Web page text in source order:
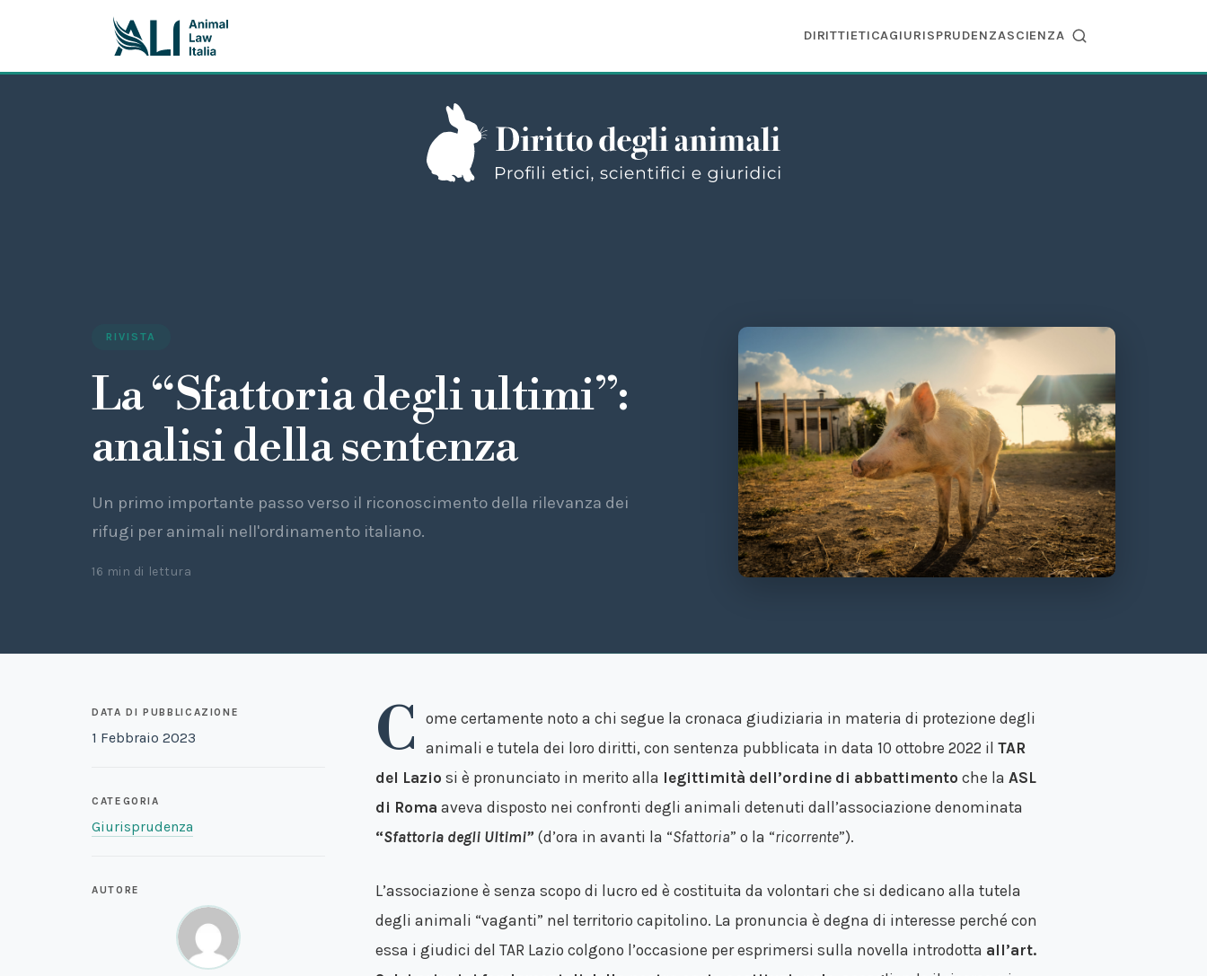
DIRITTIETICAGIURISPRUDENZASCIENZA
RIVISTA
La “Sfattoria degli ultimi”:
analisi della sentenza
Un primo importante passo verso il riconoscimento della rilevanza dei
rifugi per animali nell'ordinamento italiano.
16 min di lettura
DATA DI PUBBLICAZIONE
1 Febbraio 2023
CATEGORIA
Giurisprudenza
AUTORE
C
ome certamente noto a chi segue la cronaca giudiziaria in materia di protezione degli
animali e tutela dei loro diritti, con sentenza pubblicata in data 10 ottobre 2022 il TAR
del Lazio si è pronunciato in merito alla legittimità dell’ordine di abbattimento che la ASL
di Roma aveva disposto nei confronti degli animali detenuti dall’associazione denominata
“Sfattoria degli Ultimi” (d’ora in avanti la “Sfattoria” o la “ricorrente”).
L’associazione è senza scopo di lucro ed è costituita da volontari che si dedicano alla tutela
degli animali “vaganti” nel territorio capitolino. La pronuncia è degna di interesse perché con
essa i giudici del TAR Lazio colgono l’occasione per esprimersi sulla novella introdotta all’art.